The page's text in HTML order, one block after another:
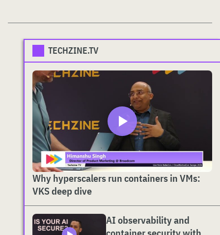
TECHZINE.TV
Why hyperscalers run containers in VMs:
VKS deep dive
AI observability and